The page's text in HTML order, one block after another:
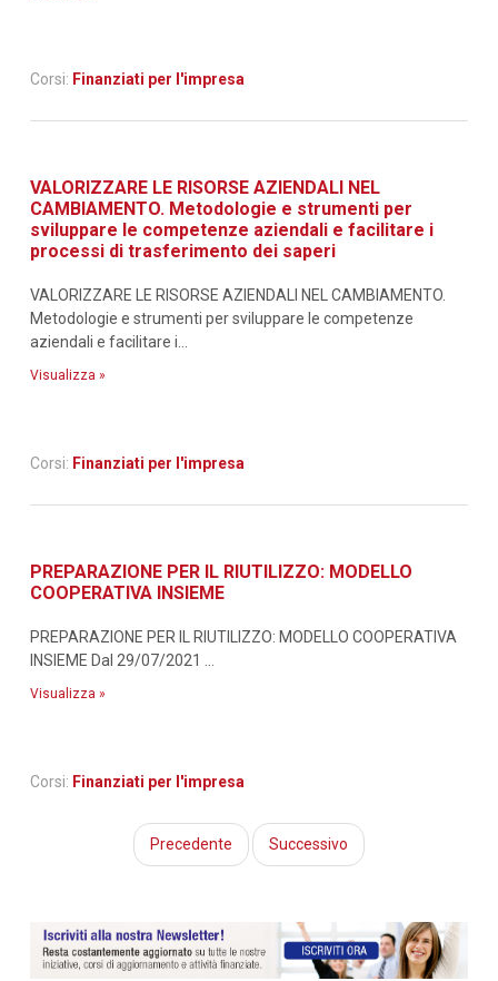
Corsi: Finanziati per l'impresa
VALORIZZARE LE RISORSE AZIENDALI NEL
CAMBIAMENTO. Metodologie e strumenti per
sviluppare le competenze aziendali e facilitare i
processi di trasferimento dei saperi
VALORIZZARE LE RISORSE AZIENDALI NEL CAMBIAMENTO.
Metodologie e strumenti per sviluppare le competenze
aziendali e facilitare i...
Visualizza »
Corsi: Finanziati per l'impresa
PREPARAZIONE PER IL RIUTILIZZO: MODELLO
COOPERATIVA INSIEME
PREPARAZIONE PER IL RIUTILIZZO: MODELLO COOPERATIVA
INSIEME Dal 29/07/2021 ...
Visualizza »
Corsi: Finanziati per l'impresa
Precedente Successivo